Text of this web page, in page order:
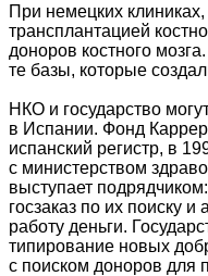
При немецких
трансплантацией
доноров костного
те базы, которые
НКО и государство
в Испании. Фонд
испанский регистр, в
с министерством
выступает
госзаказ по их поиску
работу деньги.
типирование новых
с поиском доноров для